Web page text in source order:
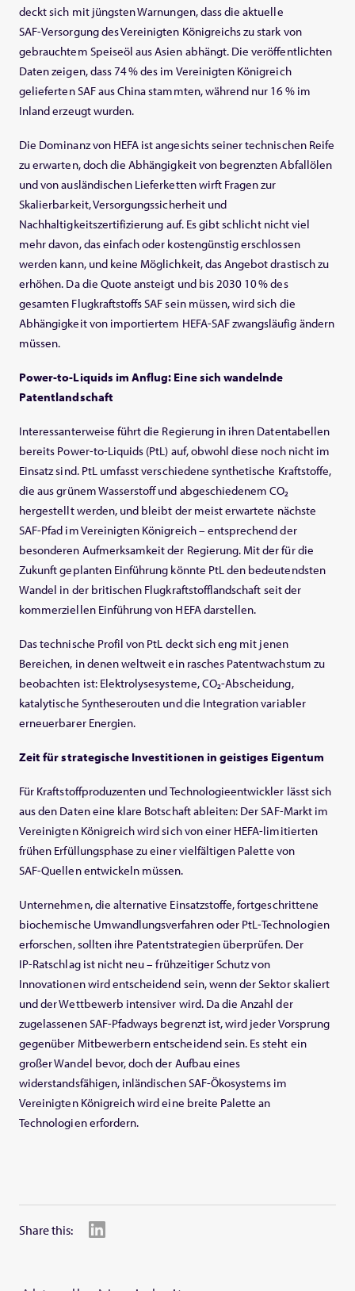
deckt sich mit jüngsten Warnungen, dass die aktuelle
SAF‑Versorgung des Vereinigten Königreichs zu stark von
gebrauchtem Speiseöl aus Asien abhängt. Die veröffentlichten
Daten zeigen, dass 74 % des im Vereinigten Königreich
gelieferten SAF aus China stammten, während nur 16 % im
Inland erzeugt wurden.
Die Dominanz von HEFA ist angesichts seiner technischen Reife
zu erwarten, doch die Abhängigkeit von begrenzten Abfallölen
und von ausländischen Lieferketten wirft Fragen zur
Skalierbarkeit, Versorgungssicherheit und
Nachhaltigkeitszertifizierung auf. Es gibt schlicht nicht viel
mehr davon, das einfach oder kostengünstig erschlossen
werden kann, und keine Möglichkeit, das Angebot drastisch zu
erhöhen. Da die Quote ansteigt und bis 2030 10 % des
gesamten Flugkraftstoffs SAF sein müssen, wird sich die
Abhängigkeit von importiertem HEFA‑SAF zwangsläufig ändern
müssen.
Power‑to‑Liquids im Anflug: Eine sich wandelnde
Patentlandschaft
Interessanterweise führt die Regierung in ihren Datentabellen
bereits Power‑to‑Liquids (PtL) auf, obwohl diese noch nicht im
Einsatz sind. PtL umfasst verschiedene synthetische Kraftstoffe,
die aus grünem Wasserstoff und abgeschiedenemCO₂
hergestellt werden, und bleibt der meist erwartete nächste
SAF‑Pfad im Vereinigten Königreich – entsprechend der
besonderen Aufmerksamkeit der Regierung. Mit der für die
Zukunft geplanten Einführung könnte PtL den bedeutendsten
Wandel in der britischen Flugkraftstofflandschaft seit der
kommerziellen Einführung von HEFA darstellen.
Das technische Profil von PtL deckt sich eng mit jenen
Bereichen, in denen weltweit ein rasches Patentwachstum zu
beobachten ist: Elektrolysesysteme, CO₂‑Abscheidung,
katalytische Syntheserouten und die Integration variabler
erneuerbarer Energien.
Zeit für strategische Investitionen in geistiges Eigentum
Für Kraftstoffproduzenten und Technologieentwickler lässt sich
aus den Daten eine klare Botschaft ableiten: Der SAF‑Markt im
Vereinigten Königreich wird sich von einer HEFA‑limitierten
frühen Erfüllungsphase zu einer vielfältigen Palette von
SAF‑Quellen entwickeln müssen.
Unternehmen, die alternative Einsatzstoffe, fortgeschrittene
biochemische Umwandlungsverfahren oder PtL‑Technologien
erforschen, sollten ihre Patentstrategien überprüfen. Der
IP‑Ratschlag ist nicht neu – frühzeitiger Schutz von
Innovationen wird entscheidend sein, wenn der Sektor skaliert
und der Wettbewerb intensiver wird. Da die Anzahl der
zugelassenen SAF‑Pfadways begrenzt ist, wird jeder Vorsprung
gegenüber Mitbewerbern entscheidend sein. Es steht ein
großer Wandel bevor, doch der Aufbau eines
widerstandsfähigen, inländischen SAF‑Ökosystems im
Vereinigten Königreich wird eine breite Palette an
Technologien erfordern.
Share this: